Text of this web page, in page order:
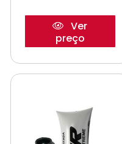
Ver
preço